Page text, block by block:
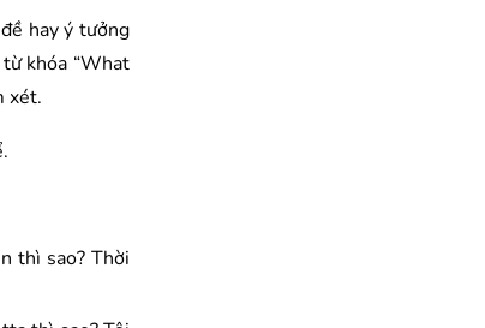
hay ý tưởng
khóa “What
xét.
thì sao? Thời